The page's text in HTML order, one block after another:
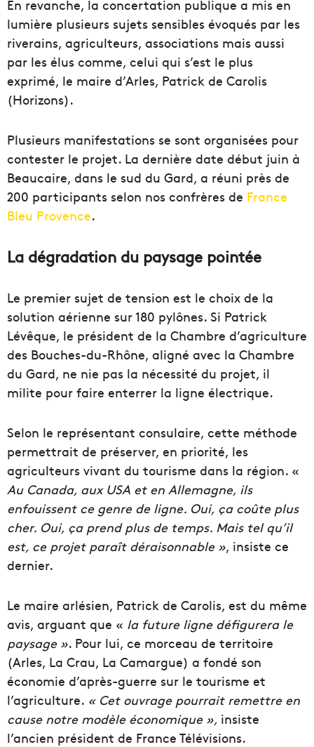
En revanche, la concertation publique a mis en
lumière plusieurs sujets sensibles évoqués par les
riverains, agriculteurs, associations mais aussi
par les élus comme, celui qui s’est le plus
exprimé, le maire d’Arles, Patrick de Carolis
(Horizons).
Plusieurs manifestations se sont organisées pour
contester le projet. La dernière date début juin à
Beaucaire, dans le sud du Gard, a réuni près de
200 participants selon nos confrères de France
Bleu Provence.
La dégradation du paysage pointée
Le premier sujet de tension est le choix de la
solution aérienne sur 180 pylônes. Si Patrick
Lévêque, le président de la Chambre d’agriculture
des Bouches-du-Rhône, aligné avec la Chambre
du Gard, ne nie pas la nécessité du projet, il
milite pour faire enterrer la ligne électrique.
Selon le représentant consulaire, cette méthode
permettrait de préserver, en priorité, les
agriculteurs vivant du tourisme dans la région. «
Au Canada, aux USA et en Allemagne, ils
enfouissent ce genre de ligne. Oui, ça coûte plus
cher. Oui, ça prend plus de temps. Mais tel qu’il
est, ce projet paraît déraisonnable », insiste ce
dernier.
Le maire arlésien, Patrick de Carolis, est du même
avis, arguant que « la future ligne défigurera le
paysage ». Pour lui, ce morceau de territoire
(Arles, La Crau, La Camargue) a fondé son
économie d’après-guerre sur le tourisme et
l’agriculture. « Cet ouvrage pourrait remettre en
cause notre modèle économique », insiste
l’ancien président de France Télévisions.